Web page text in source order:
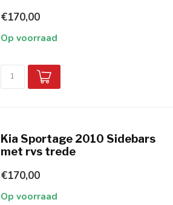
€170,00
Op voorraad
Kia Sportage 2010 Sidebars
met rvs trede
€170,00
Op voorraad